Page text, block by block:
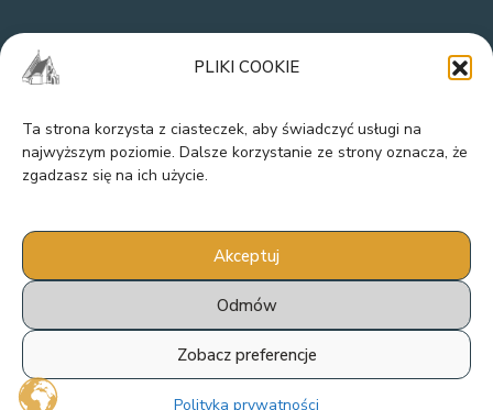
PLIKI COOKIE
Ta strona korzysta z ciasteczek, aby świadczyć usługi na
najwyższym poziomie. Dalsze korzystanie ze strony oznacza, że
zgadzasz się na ich użycie.
Akceptuj
Odmów
Zobacz preferencje
Polityka prywatności
Zapraszamy do kontaktu!
Parafia Rzymskokatolicka pw. Narodzenia
Najświętszej Maryi Panny w Dąbrowicy ©
2024 Wszelkie prawa zastrzeżone.
Twórca strony: MATEUSZ ŚWIST (MŚ)